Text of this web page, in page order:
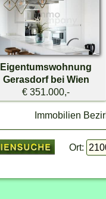
Eigentumswohnung
Gerasdorf bei Wien
€ 351.000,-
Immobilien
Ort: